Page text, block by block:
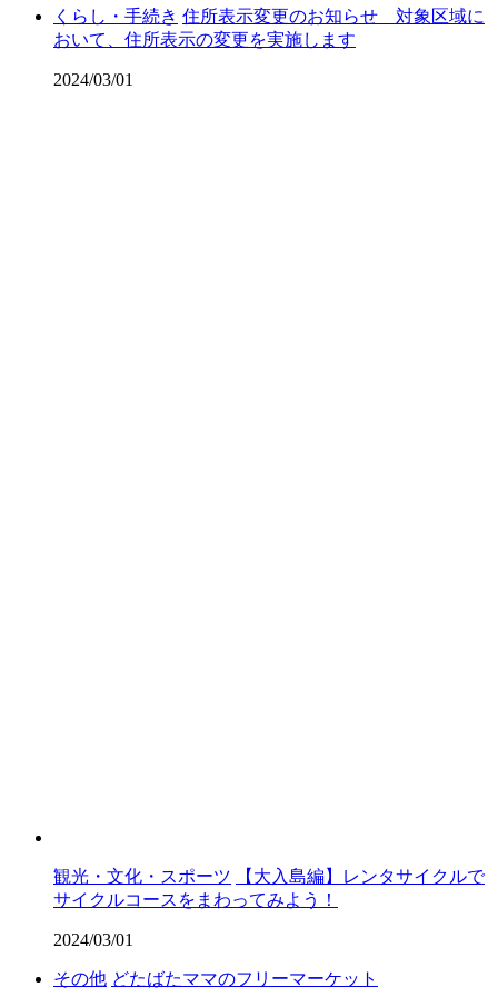
くらし・手続き 住所表示変更のお知らせ 対象区域に
おいて、住所表示の変更を実施します
2024/03/01
観光・文化・スポーツ
【大入島編】レンタサイクルで
サイクルコースをまわってみよう！
2024/03/01
その他 どたばたママのフリーマーケット